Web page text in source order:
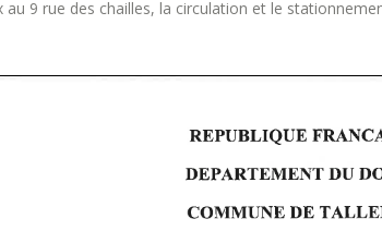
au 9 rue des chailles, la circulation et le